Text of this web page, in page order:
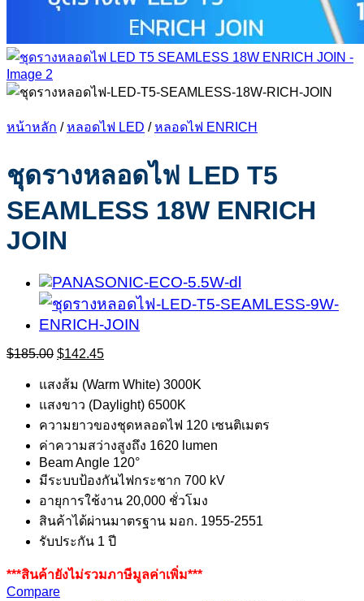
หน้าหลัก / หลอดไฟ LED / หลอดไฟ ENRICH
ชุดรางหลอดไฟ LED T5
SEAMLESS 18W ENRICH
JOIN
$185.00 Original
was:
$185.00.
$142.45Current
is:
$142.45.
แสงส้ม (Warm White) 3000K
แสงขาว (Daylight) 6500K
ความยาวของชุดหลอดไฟ 120 เซนติเมตร
ค่าความสว่างสูงถึง 1620 lumen
Beam Angle 120°
มีระบบป้องกันไฟกระชาก 700 kV
อายุการใช้งาน 20,000 ชั่วโมง
สินค้าได้ผ่านมาตรฐาน มอก. 1955-2551
รับประกัน 1 ปี
***สินค้ายังไม่รวมภาษีมูลค่าเพิ่ม***
Compare